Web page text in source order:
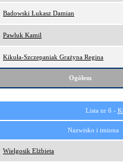
Badowski Łukasz Damian
Pawluk Kamil
Kikuła-Szczepaniak Grażyna Regina
Ogółem
Lista nr 6 -
Nazwisko i imiona
Wielgosik Elżbieta